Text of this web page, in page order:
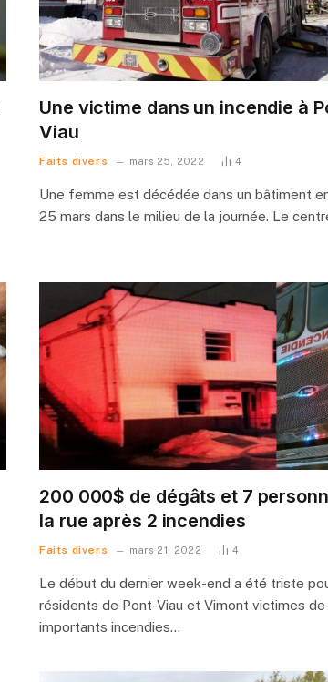
Une victime dans un incendie à
Viau
Faits divers mars 25, 2022 4
Une femme est décédée dans un bâtiment
25 mars dans le milieu de la journée. Le
200 000$ de dégâts et 7
la rue après 2 incendies
Faits divers mars 21, 2022 4
Le début du dernier week-end a été triste
résidents de Pont-Viau et Vimont victimes de
importants incendies…